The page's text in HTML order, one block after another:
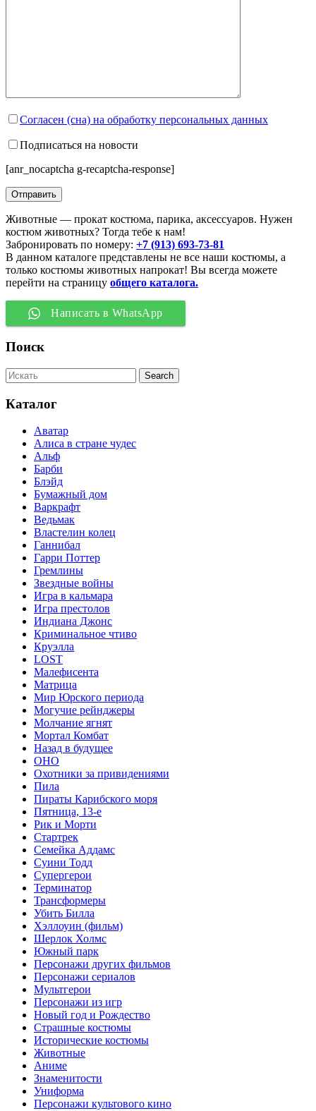
Согласен (сна) на обработку персональных данных
Подписаться на новости
[anr_nocaptcha g-recaptcha-response]
Животные — прокат костюма, парика, аксессуаров. Нужен
костюм животных? Тогда тебе к нам!
Забронировать по номеру: +7 (913) 693-73-81
В данном каталоге представлены не все наши костюмы, а
только костюмы животных напрокат! Вы всегда можете
перейти на страницу общего каталога.
Написать в WhatsApp
Поиск
Каталог
Аватар
Алиса в стране чудес
Альф
Барби
Блэйд
Бумажный дом
Варкрафт
Ведьмак
Властелин колец
Ганнибал
Гарри Поттер
Гремлины
Звездные войны
Игра в кальмара
Игра престолов
Индиана Джонс
Криминальное чтиво
Круэлла
LOST
Малефисента
Матрица
Мир Юрского периода
Могучие рейнджеры
Молчание ягнят
Мортал Комбат
Назад в будущее
ОНО
Охотники за привидениями
Пила
Пираты Карибского моря
Пятница, 13-е
Рик и Морти
Стартрек
Семейка Аддамс
Суини Тодд
Супергерои
Терминатор
Трансформеры
Убить Билла
Хэллоуин (фильм)
Шерлок Холмс
Южный парк
Персонажи других фильмов
Персонажи сериалов
Мультгерои
Персонажи из игр
Новый год и Рождество
Страшные костюмы
Исторические костюмы
Животные
Аниме
Знаменитости
Униформа
Персонажи культового кино